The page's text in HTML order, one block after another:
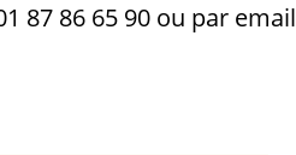
87 86 65 90 ou par email